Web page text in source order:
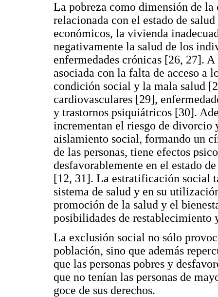
La pobreza como dimensión de
relacionada con el estado de
económicos, la vivienda
negativamente la salud de los
enfermedades crónicas [26, 27].
asociada con la falta de acceso a
condición social y la mala salud
cardiovasculares [29],
y trastornos psiquiátricos [30].
incrementan el riesgo de divorcio
aislamiento social, formando un
de las personas, tiene efectos
desfavorablemente en el estado
[12, 31]. La estratificación social
sistema de salud y en su
promoción de la salud y el
posibilidades de restablecimiento
La exclusión social no sólo
población, sino que además
que las personas pobres y
que no tenían las personas de
goce de sus derechos.